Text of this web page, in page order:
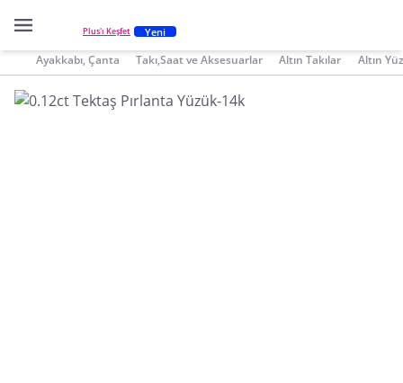
Plus'ı Keşfet Yeni
Ayakkabı, Çanta Takı,Saat ve Aksesuarlar Altın Takılar Altın